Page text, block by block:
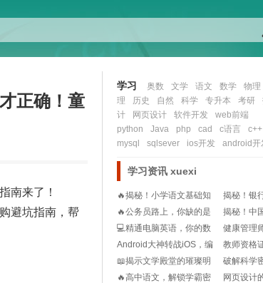
正确！童
南来了！
避坑指南，帮
学习 奥数 文学 语文 数学 物理
理
历史 自然 科学 专升本 考研
计
网页设计 软件开发
web前端
python
Java php cad c语言 c++
mysql
sqlsever ios开发 android开
学习资讯 xuexi
🔥揭秘！小学语文基础知
识宝典，从此告别阅
揭秘！银
试：历年
🔥公务员路上，你缺的是
一份高效学习指南🔥
揭秘！中
生网：你
💻精通电脑英语，你的数
字化世界通行证!
健康管理
能考？一
Android大神转战iOS，编
程世界的
教师资格
久？不想
📖揭示文学殿堂的璀璨明
珠：史上十大经典必
破解科学
在科研界
🔥高中语文，解锁学霸密
网页设计